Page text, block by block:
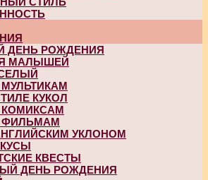
ДЕНЬ РОЖДЕНИЯ
МАЛЫШЕЙ
КУКОЛ
КОМИКСАМ
ФИЛЬМАМ
УКЛОНОМ
КВЕСТЫ
ДЕНЬ РОЖДЕНИЯ